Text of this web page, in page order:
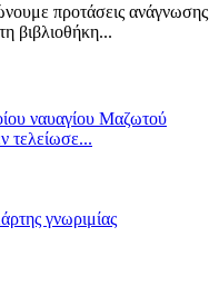
προτάσεις ανάγνωσης
βιβλιοθήκη...
ναυαγίου Μαζωτού
τελείωσε...
γνωριμίας